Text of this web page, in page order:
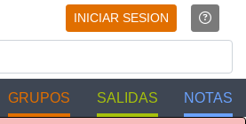
INICIAR SESION
GRUPOS SALIDAS NOTAS